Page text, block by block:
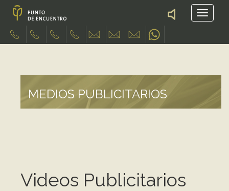
MEDIOS PUBLICITARIOS
Videos Publicitarios